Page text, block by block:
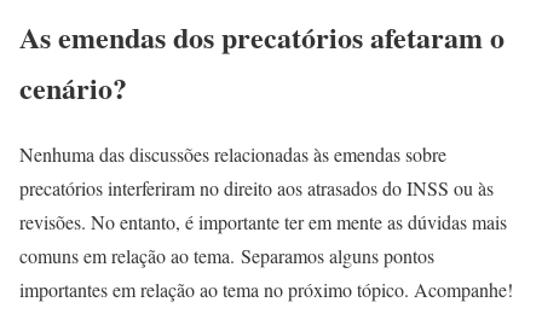
As emendas dos precatórios afetaram o
cenário?
Nenhuma das discussões relacionadas às emendas sobre
precatórios interferiram no direito aos atrasados do INSS ou às
revisões. No entanto, é importante ter em mente as dúvidas mais
comuns em relação ao tema. Separamos alguns pontos
importantes em relação ao tema no próximo tópico. Acompanhe!